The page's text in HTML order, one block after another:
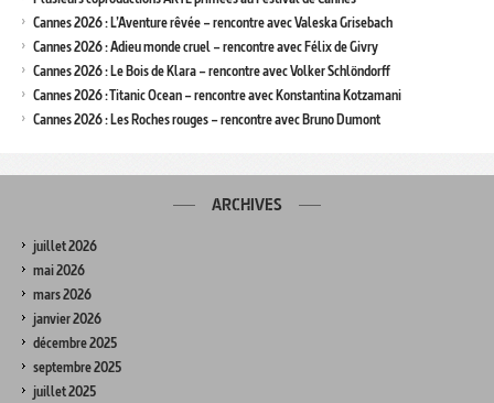
Cannes 2026 : L’Aventure rêvée – rencontre avec Valeska Grisebach
Cannes 2026 : Adieu monde cruel – rencontre avec Félix de Givry
Cannes 2026 : Le Bois de Klara – rencontre avec Volker Schlöndorff
Cannes 2026 : Titanic Ocean – rencontre avec Konstantina Kotzamani
Cannes 2026 : Les Roches rouges – rencontre avec Bruno Dumont
ARCHIVES
juillet 2026
mai 2026
mars 2026
janvier 2026
décembre 2025
septembre 2025
juillet 2025